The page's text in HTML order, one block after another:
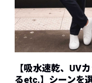
【吸水速乾、UV
るetc.】シーンを